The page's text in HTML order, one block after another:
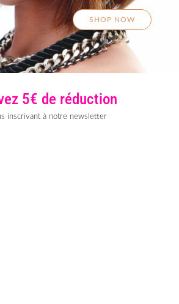
SHOP NOW
5€ de réduction
inscrivant à notre newsletter